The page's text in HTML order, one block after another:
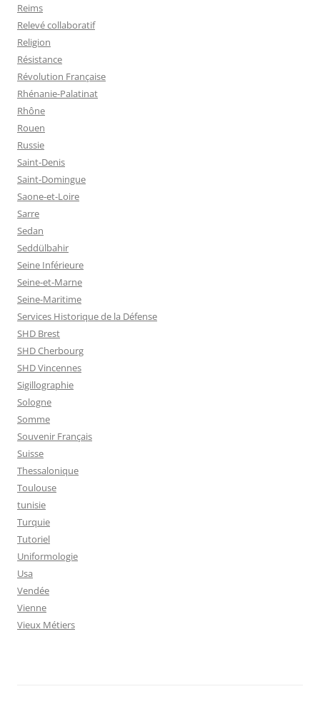
Reims
Relevé collaboratif
Religion
Résistance
Révolution Française
Rhénanie-Palatinat
Rhône
Rouen
Russie
Saint-Denis
Saint-Domingue
Saone-et-Loire
Sarre
Sedan
Seddülbahir
Seine Inférieure
Seine-et-Marne
Seine-Maritime
Services Historique de la Défense
SHD Brest
SHD Cherbourg
SHD Vincennes
Sigillographie
Sologne
Somme
Souvenir Français
Suisse
Thessalonique
Toulouse
tunisie
Turquie
Tutoriel
Uniformologie
Usa
Vendée
Vienne
Vieux Métiers